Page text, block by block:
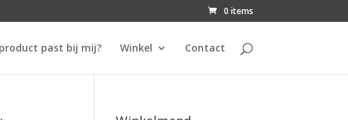
0 items
past bij mij? Winkel Contact